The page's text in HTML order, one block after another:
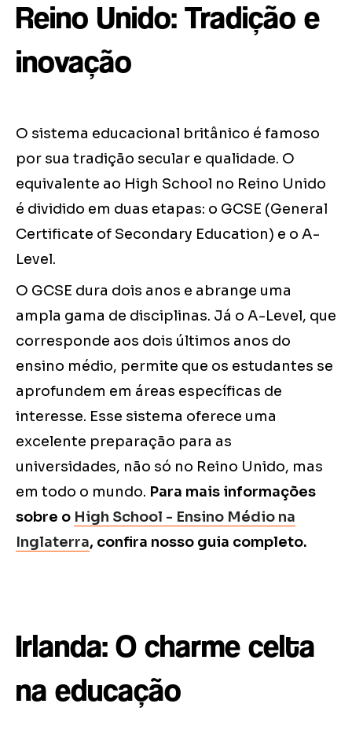
Reino Unido: Tradição e
inovação
O sistema educacional britânico é famoso
por sua tradição secular e qualidade. O
equivalente ao High School no Reino Unido
é dividido em duas etapas: o GCSE (General
Certificate of Secondary Education) e o A-
Level.
O GCSE dura dois anos e abrange uma
ampla gama de disciplinas. Já o A-Level, que
corresponde aos dois últimos anos do
ensino médio, permite que os estudantes se
aprofundem em áreas específicas de
interesse. Esse sistema oferece uma
excelente preparação para as
universidades, não só no Reino Unido, mas
em todo o mundo. Para mais informações
sobre o High School - Ensino Médio na
Inglaterra, confira nosso guia completo.
Irlanda: O charme celta
na educação